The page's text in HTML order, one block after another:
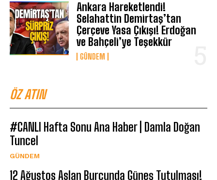
Ankara Hareketlendi!
Selahattin Demirtaş’tan
Çerçeve Yasa Çıkışı! Erdoğan
ve Bahçeli’ye Teşekkür
GÜNDEM
ÖZ ATIN
#CANLI Hafta Sonu Ana Haber | Damla Doğan
Tuncel
GÜNDEM
12 Ağustos Aslan Burcunda Güneş Tutulması!